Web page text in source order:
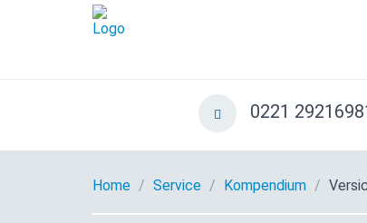
0221
Home Service Kompendium